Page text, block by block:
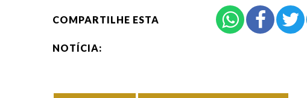
COMPARTILHE ESTA
NOTÍCIA: